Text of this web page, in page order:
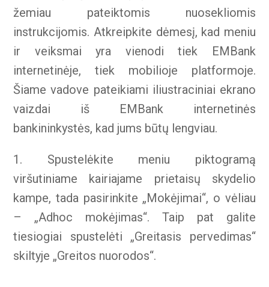
žemiau pateiktomis nuosekliomis
instrukcijomis. Atkreipkite dėmesį, kad meniu
ir veiksmai yra vienodi tiek EMBank
internetinėje, tiek mobilioje platformoje.
Šiame vadove pateikiami iliustraciniai ekrano
vaizdai iš EMBank internetinės
bankininkystės, kad jums būtų lengviau.
1. Spustelėkite meniu piktogramą
viršutiniame kairiajame prietaisų skydelio
kampe, tada pasirinkite „Mokėjimai“, o vėliau
– „Adhoc mokėjimas“. Taip pat galite
tiesiogiai spustelėti „Greitasis pervedimas“
skiltyje „Greitos nuorodos“.